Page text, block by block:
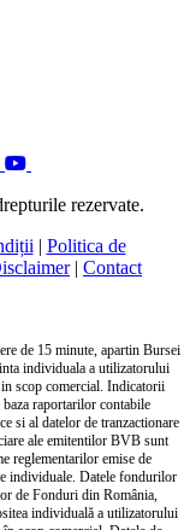
rezervate.
| Politica de
| Contact
de 15 minute, apartin Bursei
individuala a utilizatorului
scop comercial. Indicatorii
raportarilor contabile
si al datelor de tranzactionare
ale emitentilor BVB sunt
reglementarilor emise de
individuale. Datele fondurilor
de Fonduri din România,
individuală a utilizatorului